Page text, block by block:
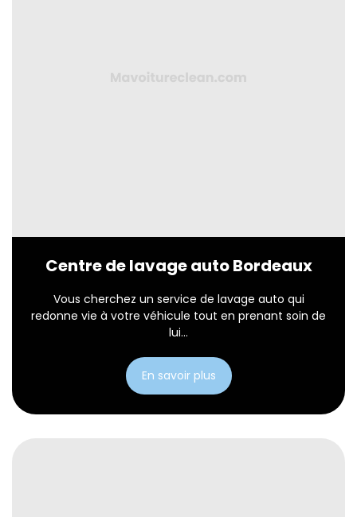
Centre de lavage auto Bordeaux
Vous cherchez un service de lavage auto qui
redonne vie à votre véhicule tout en prenant soin de
lui...
En savoir plus